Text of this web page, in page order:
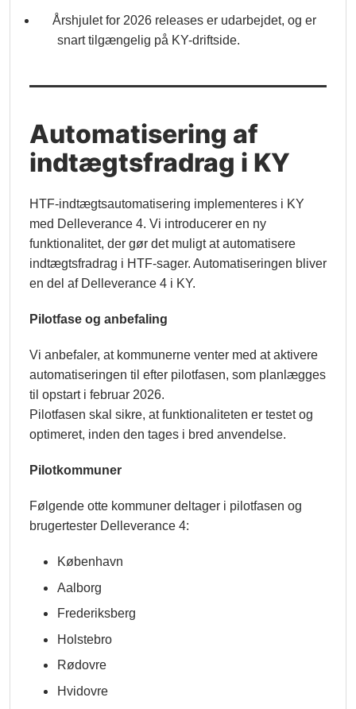
Årshjulet for 2026 releases er udarbejdet, og er
snart tilgængelig på KY-driftside.
Automatisering af
indtægtsfradrag i KY
HTF-indtægtsautomatisering implementeres i KY
med Delleverance 4. Vi introducerer en ny
funktionalitet, der gør det muligt at automatisere
indtægtsfradrag i HTF-sager. Automatiseringen bliver
en del af Delleverance 4 i KY.
Pilotfase og anbefaling
Vi anbefaler, at kommunerne venter med at aktivere
automatiseringen til efter pilotfasen, som planlægges
til opstart i februar 2026.
Pilotfasen skal sikre, at funktionaliteten er testet og
optimeret, inden den tages i bred anvendelse.
Pilotkommuner
Følgende otte kommuner deltager i pilotfasen og
brugertester Delleverance 4:
København
Aalborg
Frederiksberg
Holstebro
Rødovre
Hvidovre